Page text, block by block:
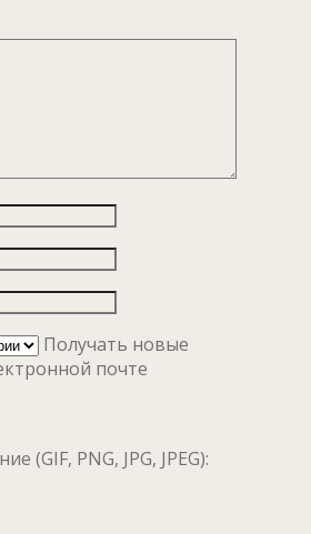
Получать новые
почте
(GIF, PNG, JPG, JPEG):